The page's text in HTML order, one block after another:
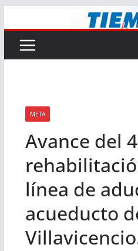
al
contenido
META
Avance del
línea de
acueducto